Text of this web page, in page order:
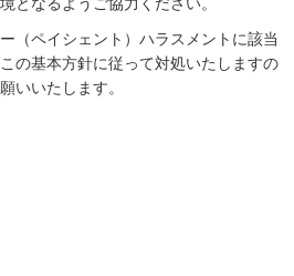
（ペイシェント）ハラスメントに該当
の基本方針に従って対処いたしますの
いいたします。